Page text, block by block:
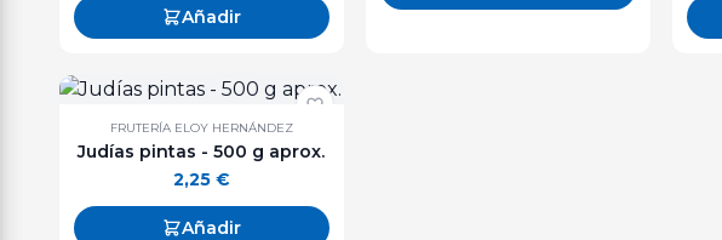
Añadir
FRUTERÍA ELOY HERNÁNDEZ
Judías pintas - 500 g aprox.
2,25 €
Añadir